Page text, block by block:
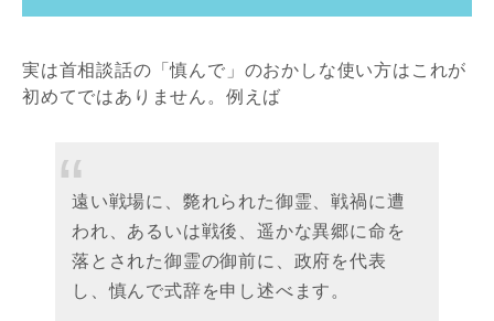
実は首相談話の「慎んで」のおかしな使い方はこれが
初めてではありません。例えば
遠い戦場に、斃れられた御霊、戦禍に遭
われ、あるいは戦後、遥かな異郷に命を
落とされた御霊の御前に、政府を代表
し、慎んで式辞を申し述べます。